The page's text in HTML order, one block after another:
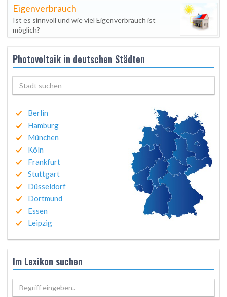
Eigenverbrauch
Ist es sinnvoll und wie viel Eigenverbrauch ist
möglich?
Photovoltaik in deutschen Städten
Berlin
Hamburg
München
Köln
Frankfurt
Stuttgart
Düsseldorf
Dortmund
Essen
Leipzig
Im Lexikon suchen
Begriff eingeben..